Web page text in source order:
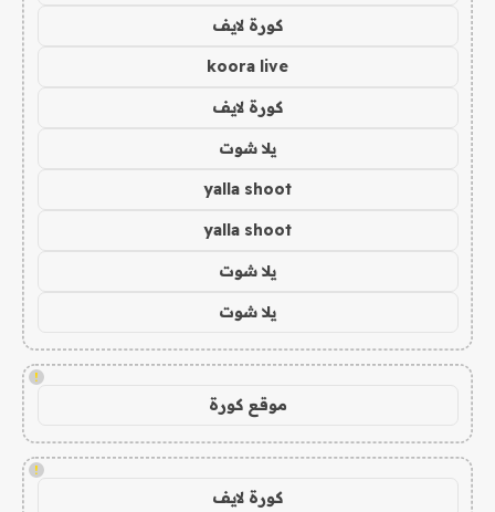
كورة لايف
koora live
كورة لايف
يلا شوت
yalla shoot
yalla shoot
يلا شوت
يلا شوت
!
موقع كورة
!
كورة لايف